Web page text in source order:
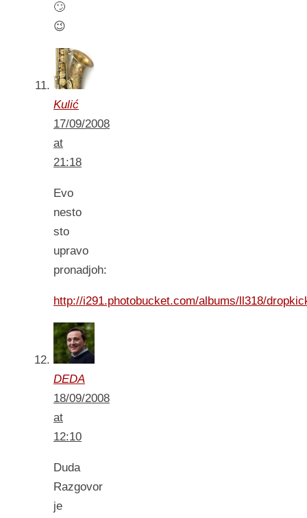
🙄
😉
Kulić
17/09/2008
at
21:18
Evo
nesto
sto
upravo
pronadjoh:
http://i291.photobucket.com/albums/ll318/
DEDA
18/09/2008
at
12:10
Duda
Razgovor
je